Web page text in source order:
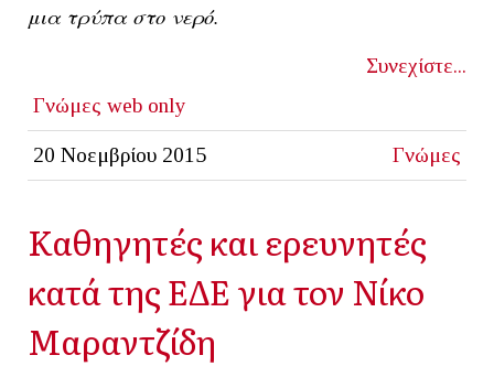
μια τρύπα στο νερό.
Συνεχίστε...
Γνώμες web only
20 Νοεμβρίου 2015 Γνώμες
Καθηγητές και ερευνητές
κατά της ΕΔΕ για τον Νίκο
Μαραντζίδη